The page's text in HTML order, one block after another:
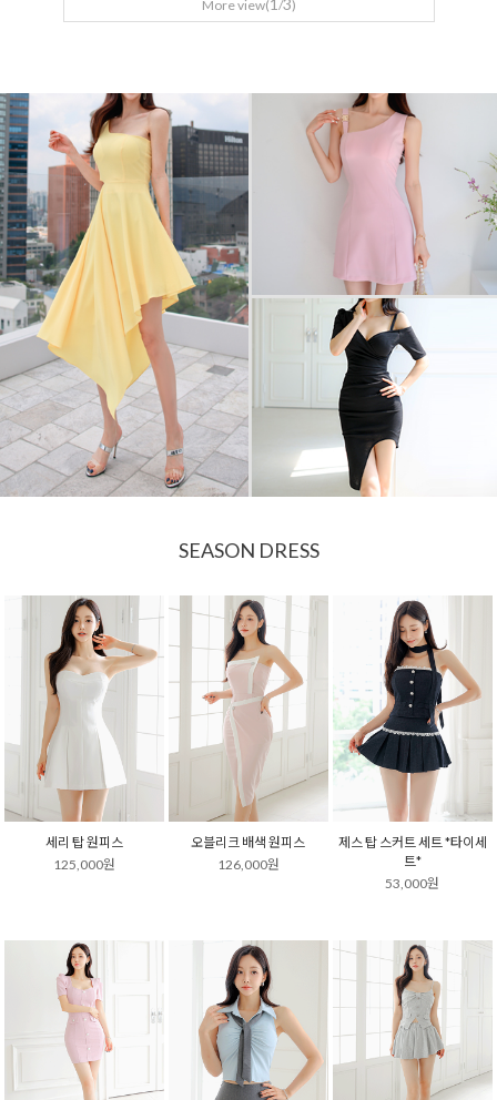
More view(1 /3)
SEASON DRESS
세리 탑 원피스
125,000원
오블리크 배색 원피스
126,000원
제스 탑 스커트 세트 *타이세
트*
53,000원